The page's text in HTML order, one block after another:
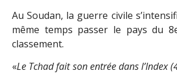
Au Soudan, la guerre civile
même temps passer le pays du
classement.
«Le Tchad fait son entrée dans l’Index